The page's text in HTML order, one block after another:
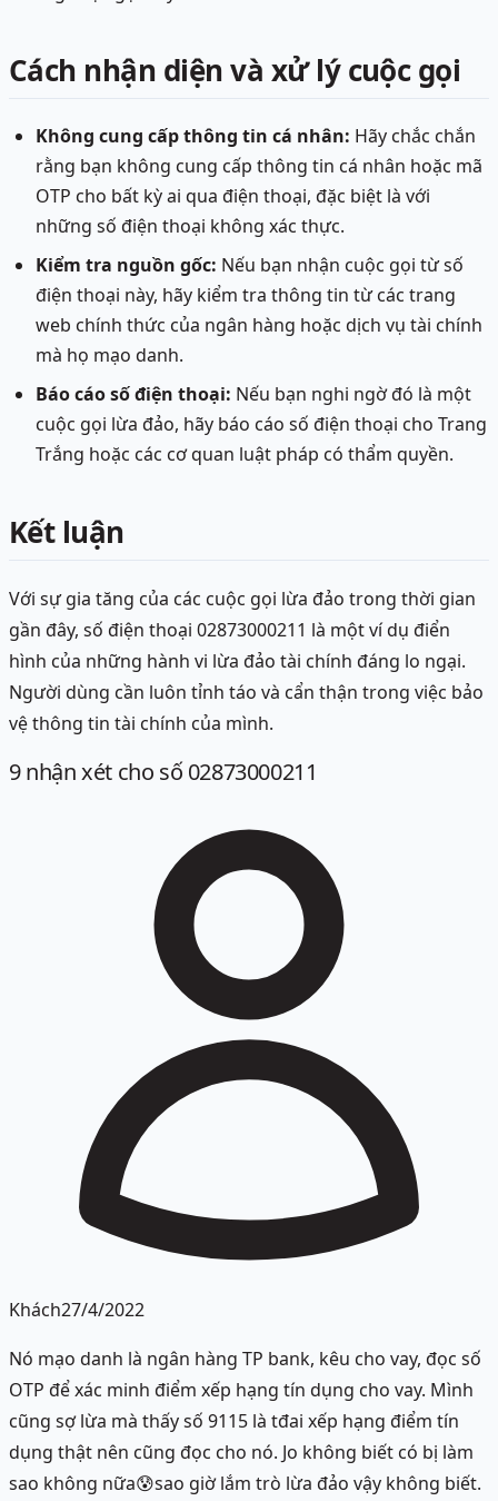
Cách nhận diện và xử lý cuộc gọi
Không cung cấp thông tin cá nhân: Hãy chắc chắn
rằng bạn không cung cấp thông tin cá nhân hoặc mã
OTP cho bất kỳ ai qua điện thoại, đặc biệt là với
những số điện thoại không xác thực.
Kiểm tra nguồn gốc: Nếu bạn nhận cuộc gọi từ số
điện thoại này, hãy kiểm tra thông tin từ các trang
web chính thức của ngân hàng hoặc dịch vụ tài chính
mà họ mạo danh.
Báo cáo số điện thoại: Nếu bạn nghi ngờ đó là một
cuộc gọi lừa đảo, hãy báo cáo số điện thoại cho Trang
Trắng hoặc các cơ quan luật pháp có thẩm quyền.
Kết luận
Với sự gia tăng của các cuộc gọi lừa đảo trong thời gian
gần đây, số điện thoại 02873000211 là một ví dụ điển
hình của những hành vi lừa đảo tài chính đáng lo ngại.
Người dùng cần luôn tỉnh táo và cẩn thận trong việc bảo
vệ thông tin tài chính của mình.
9nhận xét cho số 02873000211
Khách27/4/2022
Nó mạo danh là ngân hàng TP bank, kêu cho vay, đọc số
OTP để xác minh điểm xếp hạng tín dụng cho vay. Mình
cũng sợ lừa mà thấy số 9115 là tđai xếp hạng điểm tín
dụng thật nên cũng đọc cho nó. Jo không biết có bị làm
sao không nữa😰sao giờ lắm trò lừa đảo vậy không biết.